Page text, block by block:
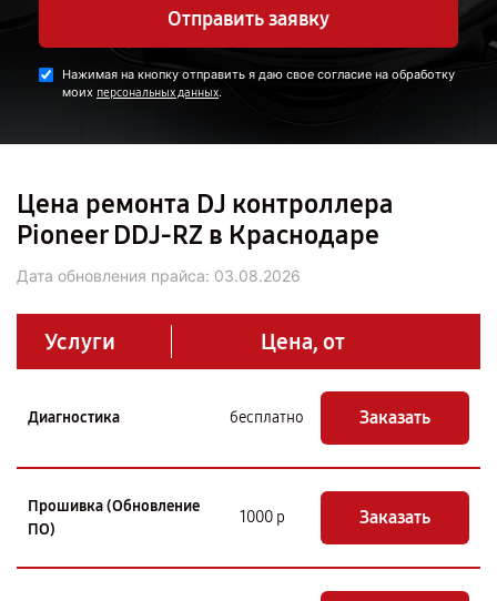
Отправить заявку
Нажимая на кнопку отправить я даю свое согласие на обработку
моих персональных данных.
Цена ремонта DJ контроллера
Pioneer DDJ-RZ в Краснодаре
Дата обновления прайса: 03.08.2026
Услуги Цена, от
Диагностика бесплатно Заказать
Прошивка (Обновление
ПО)
1000 р Заказать